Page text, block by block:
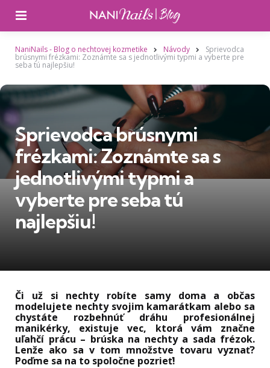
NaniNails - Blog o nechtovej kozmetike Návody Sprievodca
brúsnymi frézkami: Zoznámte sa s jednotlivými typmi a vyberte pre
seba tú najlepšiu!
Sprievodca brúsnymi
frézkami: Zoznámte sa s
jednotlivými typmi a
vyberte pre seba tú
najlepšiu!
Či už si nechty robíte samy doma a občas
modelujete nechty svojim kamarátkam alebo sa
chystáte rozbehnúť dráhu profesionálnej
manikérky, existuje vec, ktorá vám značne
uľahčí prácu – brúska na nechty a sada frézok.
Lenže ako sa v tom množstve tovaru vyznať?
Poďme sa na to spoločne pozrieť!